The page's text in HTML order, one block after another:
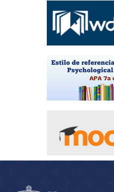
Información del